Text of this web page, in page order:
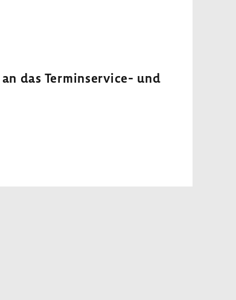
das Terminservice-​ und